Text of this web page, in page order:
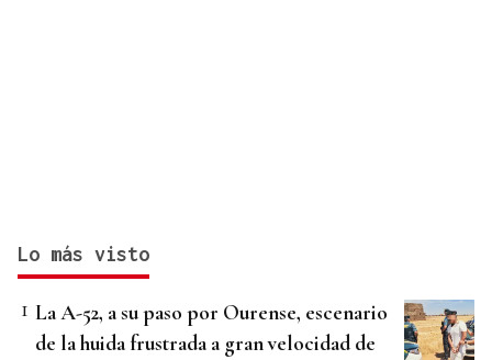
Lo más visto
La A-52, a su paso por Ourense, escenario
de la huida frustrada a gran velocidad de